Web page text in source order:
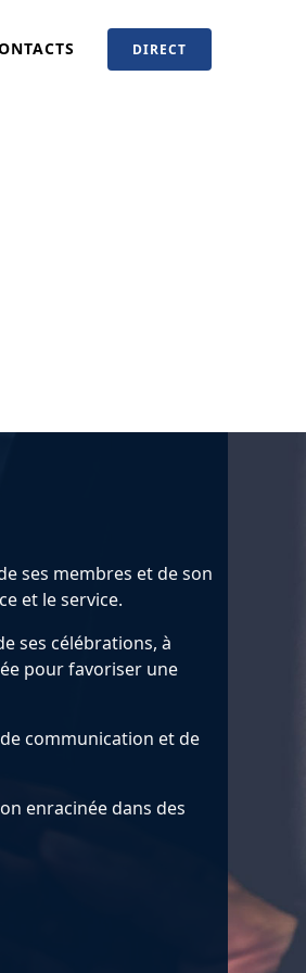
DIRECT
ses membres et de son
et le service.
ses célébrations, à
pour favoriser une
communication et de
enracinée dans des